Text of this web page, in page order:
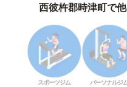
西彼杵郡時津町で
スポーツジム パーソナルジ